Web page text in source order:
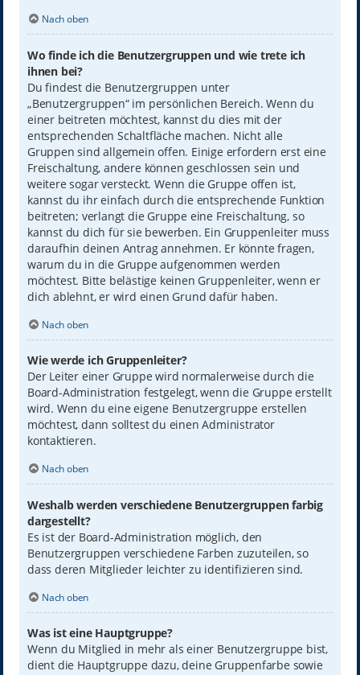
Nach oben
Wo finde ich die Benutzergruppen und wie trete ich
ihnen bei?
Du findest die Benutzergruppen unter
„Benutzergruppen“ im persönlichen Bereich. Wenn du
einer beitreten möchtest, kannst du dies mit der
entsprechenden Schaltfläche machen. Nicht alle
Gruppen sind allgemein offen. Einige erfordern erst eine
Freischaltung, andere können geschlossen sein und
weitere sogar versteckt. Wenn die Gruppe offen ist,
kannst du ihr einfach durch die entsprechende Funktion
beitreten; verlangt die Gruppe eine Freischaltung, so
kannst du dich für sie bewerben. Ein Gruppenleiter muss
daraufhin deinen Antrag annehmen. Er könnte fragen,
warum du in die Gruppe aufgenommen werden
möchtest. Bitte belästige keinen Gruppenleiter, wenn er
dich ablehnt, er wird einen Grund dafür haben.
Nach oben
Wie werde ich Gruppenleiter?
Der Leiter einer Gruppe wird normalerweise durch die
Board-Administration festgelegt, wenn die Gruppe erstellt
wird. Wenn du eine eigene Benutzergruppe erstellen
möchtest, dann solltest du einen Administrator
kontaktieren.
Nach oben
Weshalb werden verschiedene Benutzergruppen farbig
dargestellt?
Es ist der Board-Administration möglich, den
Benutzergruppen verschiedene Farben zuzuteilen, so
dass deren Mitglieder leichter zu identifizieren sind.
Nach oben
Was ist eine Hauptgruppe?
Wenn du Mitglied in mehr als einer Benutzergruppe bist,
dient die Hauptgruppe dazu, deine Gruppenfarbe sowie